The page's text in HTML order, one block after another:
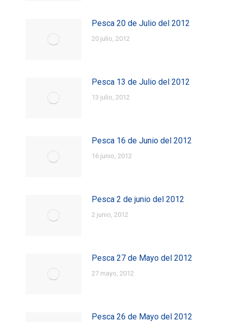
Pesca 20 de Julio del 2012
20 julio, 2012
Pesca 13 de Julio del 2012
13 julio, 2012
Pesca 16 de Junio del 2012
16 junio, 2012
Pesca 2 de junio del 2012
2 junio, 2012
Pesca 27 de Mayo del 2012
27 mayo, 2012
Pesca 26 de Mayo del 2012